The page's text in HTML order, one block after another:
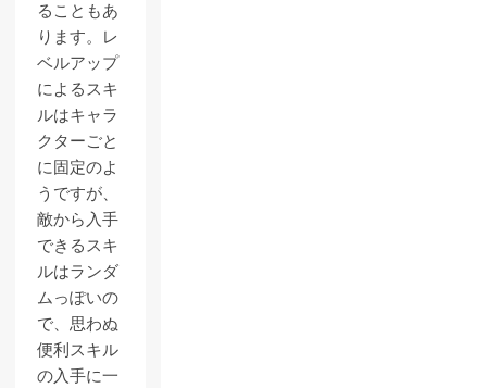
ることもあ
ります。レ
ベルアップ
によるスキ
ルはキャラ
クターごと
に固定のよ
うですが、
敵から入手
できるスキ
ルはランダ
ムっぽいの
で、思わぬ
便利スキル
の入手に一